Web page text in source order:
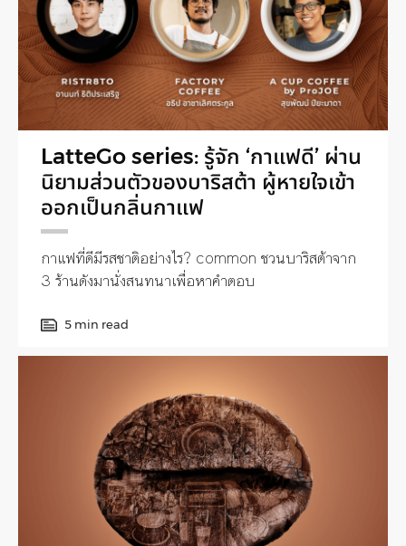
LatteGo series: รู้จัก ‘กาแฟดี’ ผ่าน
นิยามส่วนตัวของบาริสต้า ผู้หายใจเข้า
ออกเป็นกลิ่นกาแฟ
กาแฟที่ดีมีรสชาติอย่างไร? common ชวนบาริสต้าจาก
3 ร้านดังมานั่งสนทนาเพื่อหาคำตอบ
5 min read